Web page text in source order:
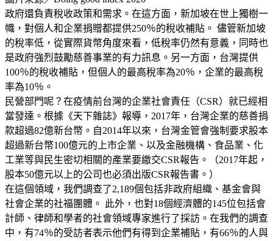
政府還負責稅收政策和需求。在這方面，新加坡在世上獨樹一
幟，對個人和企業捐贈都提供250％的稅收補貼。 儘管新加坡
的稅率低，從實際貨幣角度來看，低稅率仍然有意義，同時也
是政府強烈鼓勵慈善事業的有力訊息。另一方面，台灣提供
100％的稅收補貼，但個人的最高稅率為20％，企業的最高稅
率為10％。
民營部門呢？在疫情前台灣的企業社會責任（CSR）就已經相
當發達。根據《天下雜誌》報導，2017年，台灣企業的慈善捐
款超過82億新台幣。自2014年以來，台灣金管會強制要求股本
超過新台幣100億元的上市企業、以及金融機構、食品業、化
工業等與民生密切相關的產業要繳交CSR報告。（2017年起，
股本50億元以上的公司也必須出版CSR報告書。）
在這個領域，我們調查了2,189個包括非政府組織、基金會與
社會企業的社福團體。 此外，也對18個經濟體的145位包括會
計師、律師和學者的社會領域專家進行了採訪。在我們的調查
中，有74％的受訪者表示他們有得到企業補貼，有66％的人與